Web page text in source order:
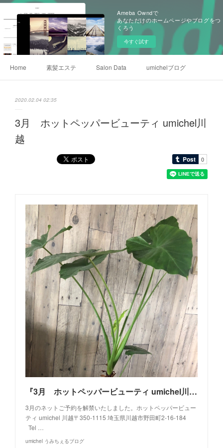
Ameba Owndで
あなただけのホームページやブログをつ
くろう
今すぐ試す
Home 素髪エステ Salon Data umichelブログ
2020.02.04 02:35
3月 ホットペッパービューティ umichel川
越
『3月 ホットペッパービューティ umichel川越』
3月のネットご予約を解禁いたしました。ホットペッパービュー
ティ umichel 川越〒350-1115 埼玉県川越市野田町2-16-184
Tel …
umichel うみちぇるブログ